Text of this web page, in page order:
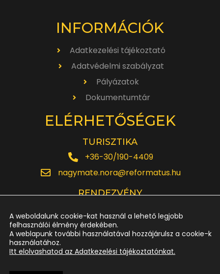
INFORMÁCIÓK
Adatkezelési tájékoztató
Adatvédelmi szabályzat
Pályázatok
Dokumentumtár
ELÉRHETŐSÉGEK
TURISZTIKA
+36-30/190-4409
nagymate.nora@reformatus.hu
RENDEZVÉNY
rendezveny.nagytemplom@reformatus.hu
+36-52/614-185
A weboldalunk cookie-kat használ a lehető legjobb
felhasználói élmény érdekében.
A weblapunk további használatával hozzájárulsz a cookie-k
használatához.
Itt elolvashatod az Adatkezelési tájékoztatónkat.